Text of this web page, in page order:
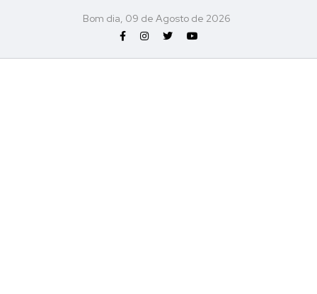
Bom dia, 09 de Agosto de 2026